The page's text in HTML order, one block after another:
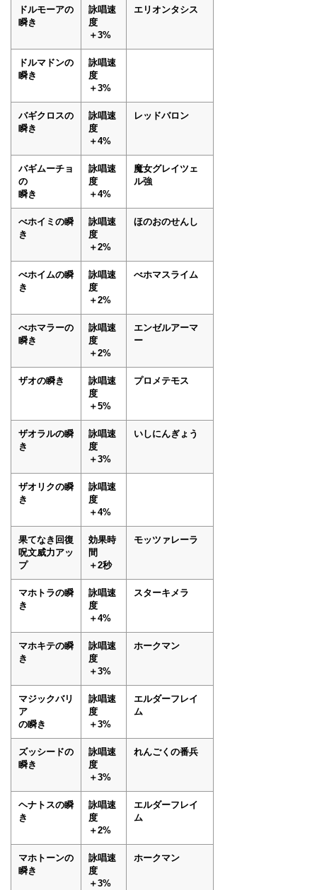
ドルモーアの
瞬き
詠唱速
度
＋3%
エリオンタシス
ドルマドンの
瞬き
詠唱速
度
＋3%
バギクロスの
瞬き
詠唱速
度
＋4%
レッドバロン
バギムーチョ
の
瞬き
詠唱速
度
＋4%
魔女グレイツェ
ル強
べホイミの瞬
き
詠唱速
度
＋2%
ほのおのせんし
べホイムの瞬
き
詠唱速
度
＋2%
べホマスライム
べホマラーの
瞬き
詠唱速
度
＋2%
エンゼルアーマ
ー
ザオの瞬き
詠唱速
度
＋5%
プロメテモス
ザオラルの瞬
き
詠唱速
度
＋3%
いしにんぎょう
ザオリクの瞬
き
詠唱速
度
＋4%
果てなき回復
呪文威力アッ
プ
効果時
間
＋2秒
モッツァレーラ
マホトラの瞬
き
詠唱速
度
＋4%
スターキメラ
マホキテの瞬
き
詠唱速
度
＋3%
ホークマン
マジックバリ
ア
の瞬き
詠唱速
度
＋3%
エルダーフレイ
ム
ズッシードの
瞬き
詠唱速
度
＋3%
れんごくの番兵
ヘナトスの瞬
き
詠唱速
度
＋2%
エルダーフレイ
ム
マホトーンの
瞬き
詠唱速
度
＋3%
ホークマン